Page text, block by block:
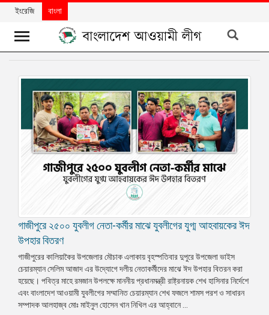
বিশেষ
উন্নয়নের
বাংলাদেশ
নিউজলেটার
প্রেস
রিলিজ
ইংরেজি বাংলা
গাজীপুরে ২৫০০ যুবলীগ নেতা-কর্মীর মাঝে যুবলীগের যুগ্ম আহবায়কের ঈদ
উপহার বিতরণ
গাজীপুরের কালিয়াকৈর উপজেলার মৌচাক এলাকায় বৃহস্পতিবার দুপুরে উপজেলা ভাইস
চেয়ারম্যান সেলিম আজাদ এর উদ্যোগে দলীয় নেতাকর্মীদের মাঝে ঈদ উপহার বিতরন করা
হয়েছে। পবিত্র মাহে রমজান উপলক্ষে মাননীয় প্রধানমন্ত্রী রাষ্ট্রনায়ক শেখ হাসিনার নির্দেশে
এবং বাংলাদেশ আওয়ামী যুবলীগের সম্মানিত চেয়ারম্যান শেখ ফজলে শামস পরশ ও সাধারন
সম্পাদক আলহাজ্ব মোঃ মাইনুল হোসেন খান নিখিল এর আহ্বানে ...